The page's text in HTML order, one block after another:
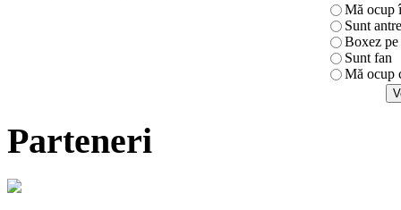
Mă ocup
Sunt
Boxez
Sunt fan
Mă ocup
Parteneri